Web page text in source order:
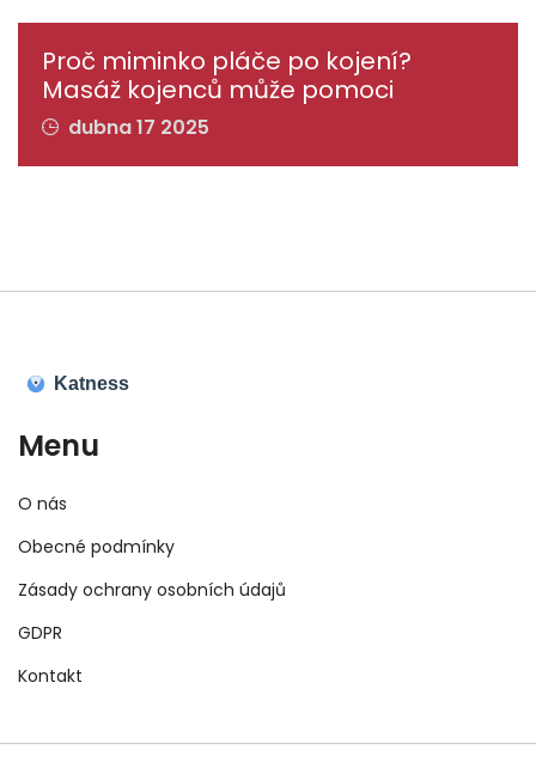
Proč miminko pláče po kojení?
Masáž kojenců může pomoci
dubna 17 2025
Menu
O nás
Obecné podmínky
Zásady ochrany osobních údajů
GDPR
Kontakt